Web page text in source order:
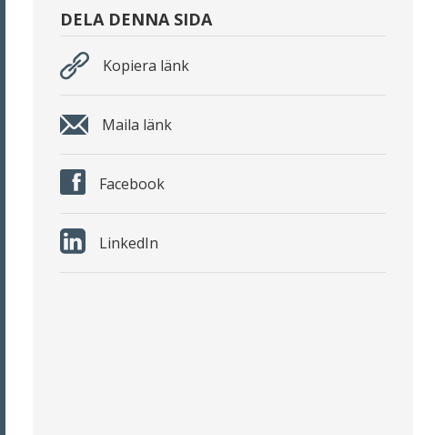
DELA DENNA SIDA
Kopiera länk
Maila länk
Facebook
LinkedIn